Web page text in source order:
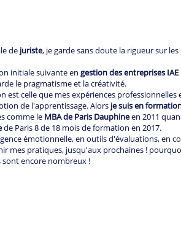
de juriste, je garde sans doute la rigueur sur
initiale suivante en gestion des entreprises IAE
le pragmatisme et la créativité.
est celle que mes expériences
de l'apprentissage. Alors je suis en
comme le MBA de Paris Dauphineen 2011
de Paris 8 de 18 mois de formation en 2017.
émotionnelle, en outils d'évaluations, en
mes pratiques, jusqu'aux prochaines !
sont encore nombreux !